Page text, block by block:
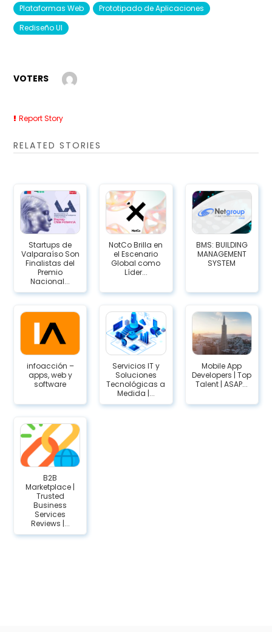
Plataformas Web
Prototipado de Aplicaciones
Rediseño UI
VOTERS
Report Story
RELATED STORIES
Startups de
Valparaíso Son
Finalistas del
Premio
Nacional...
NotCo Brilla en
el Escenario
Global como
Líder...
BMS: BUILDING
MANAGEMENT
SYSTEM
infoacción –
apps, web y
software
Servicios IT y
Soluciones
Tecnológicas a
Medida |...
Mobile App
Developers | Top
Talent | ASAP...
B2B
Marketplace |
Trusted
Business
Services
Reviews |...